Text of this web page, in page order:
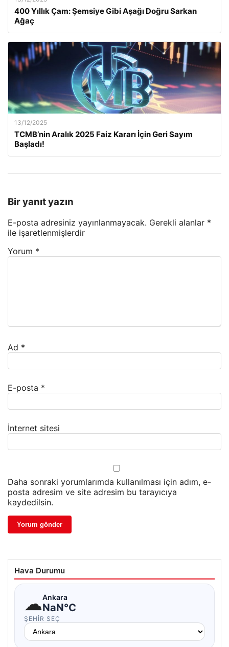
400 Yıllık Çam: Şemsiye Gibi Aşağı Doğru Sarkan
Ağaç
13/12/2025
TCMB’nin Aralık 2025 Faiz Kararı İçin Geri Sayım
Başladı!
Bir yanıt yazın
E-posta adresiniz yayınlanmayacak. Gerekli alanlar *
ile işaretlenmişlerdir
Yorum *
Ad *
E-posta *
İnternet sitesi
Daha sonraki yorumlarımda kullanılması için adım, e-
posta adresim ve site adresim bu tarayıcıya
kaydedilsin.
Hava Durumu
☁Ankara
NaN°C
ŞEHIR SEÇ